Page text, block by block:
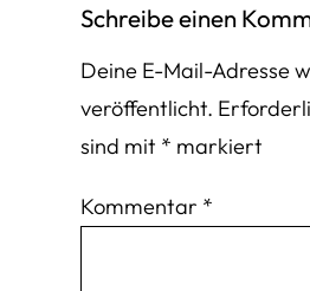
Schreibe einen
Deine E-Mail-Adresse
veröffentlicht.
sind mit * markiert
Kommentar *